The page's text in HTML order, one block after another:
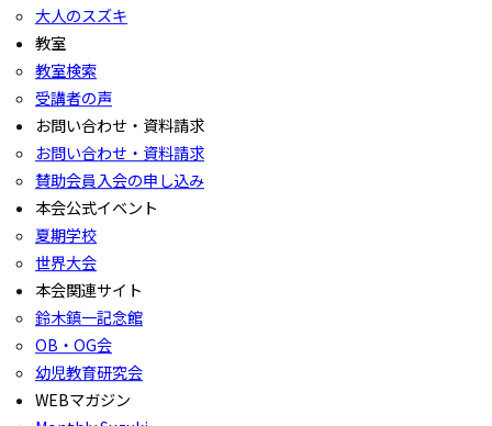
大人のスズキ
教室
教室検索
受講者の声
お問い合わせ・資料請求
お問い合わせ・資料請求
賛助会員入会の申し込み
本会公式イベント
夏期学校
世界大会
本会関連サイト
鈴木鎮一記念館
OB・OG会
幼児教育研究会
WEBマガジン